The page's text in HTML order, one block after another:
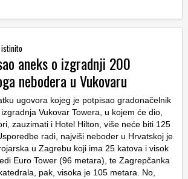
istinito
aneks o izgradnji 200
nebodera u Vukovaru
ugovora kojeg je potpisao gradonačelnik
Vukovar Towera, u kojem će dio,
zauzimati i Hotel Hilton, više neće biti 125
radi, najviši neboder u Hrvatskoj je
u Zagrebu koji ima 25 katova i visok
Euro Tower (96 metara), te Zagrepčanka
pak, visoka je 105 metara. No,